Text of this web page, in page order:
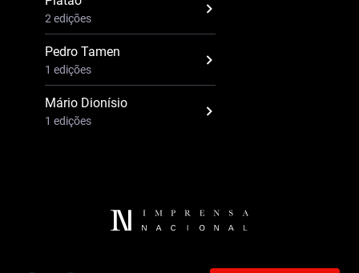
2 edições
Pedro Tamen
1 edições
Mário Dionísio
1 edições